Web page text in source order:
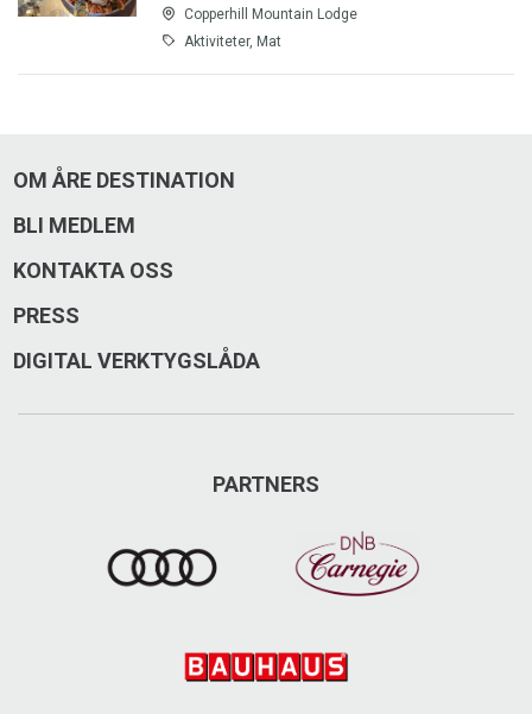
Copperhill Mountain Lodge
Aktiviteter, Mat
OM ÅRE DESTINATION
BLI MEDLEM
KONTAKTA OSS
PRESS
DIGITAL VERKTYGSLÅDA
PARTNERS